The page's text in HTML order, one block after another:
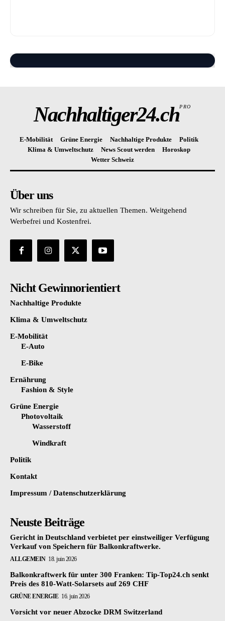
Nachhaltiger24.chPRO
E-Mobilität Grüne Energie Nachhaltige Produkte
Politik
Klima & Umweltschutz
News Scout werden
Horoskop
Wetter Schweiz
Über uns
Wir schreiben für Sie, zu aktuellen Themen. Weitgehend
Werbefrei und Kostenfrei.
Nicht Gewinnorientiert
Nachhaltige Produkte
Klima & Umweltschutz
E-Mobilität
E-Auto
E-Bike
Ernährung
Fashion & Style
Grüne Energie
Photovoltaik
Wasserstoff
Windkraft
Politik
Kontakt
Impressum / Datenschutzerklärung
Neuste Beiträge
Gericht in Deutschland verbietet per einstweiliger Verfügung
Verkauf von Speichern für Balkonkraftwerke.
ALLGEMEIN 18. juin 2026
Balkonkraftwerk für unter 300 Franken: Tip-Top24.ch senkt
Preis des 810-Watt-Solarsets auf 269 CHF
GRÜNE ENERGIE 16. juin 2026
Vorsicht vor neuer Abzocke DRM Switzerland